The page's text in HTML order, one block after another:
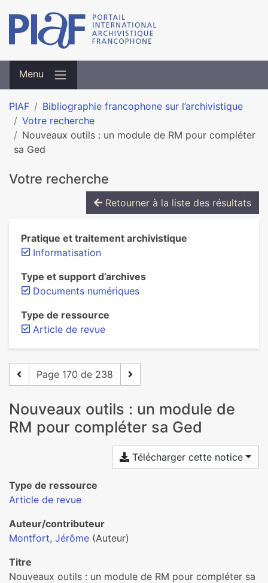
Menu
PIAF
Bibliographie francophone sur l’archivistique
Votre recherche
Nouveaux outils : un module de RM pour compléter
sa Ged
Votre recherche
Retourner à la liste des résultats
Pratique et traitement archivistique
Informatisation
Type et support d’archives
Documents numériques
Type de ressource
Article de revue
Page 170 de 238
Nouveaux outils : un module de
RM pour compléter sa Ged
Télécharger cette notice
Type de ressource
Article de revue
Auteur/contributeur
Montfort, Jérôme (Auteur)
Titre
Nouveaux outils : un module de RM pour compléter sa